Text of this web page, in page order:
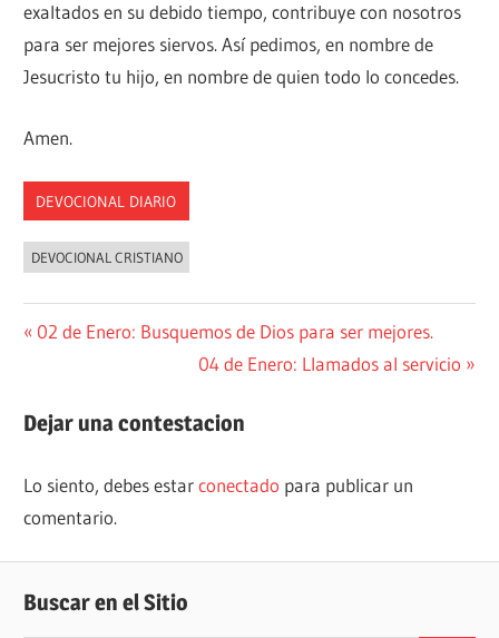
exaltados en su debido tiempo, contribuye con nosotros
para ser mejores siervos. Así pedimos, en nombre de
Jesucristo tu hijo, en nombre de quien todo lo concedes.
Amen.
DEVOCIONAL DIARIO
DEVOCIONAL CRISTIANO
Navegación
entradas
Entrada
02 de Enero: Busquemos de Dios para ser mejores.
Siguiente
04 de Enero: Llamados al servicio
Dejar una contestacion
Lo siento, debes estarconectado para publicar un
comentario.
Buscar en el Sitio